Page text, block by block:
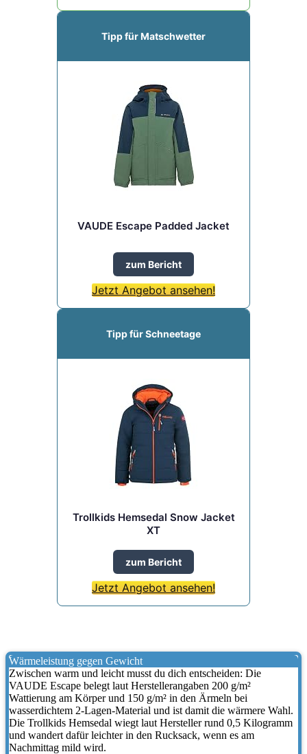
Tipp für Matschwetter
VAUDE Escape Padded Jacket
zum Bericht
Jetzt Angebot ansehen!
Tipp für Schneetage
Trollkids Hemsedal Snow Jacket
XT
zum Bericht
Jetzt Angebot ansehen!
Wärmeleistung gegen Gewicht
Zwischen warm und leicht musst du dich entscheiden: Die
VAUDE Escape belegt laut Herstellerangaben 200 g/m²
Wattierung am Körper und 150 g/m² in den Ärmeln bei
wasserdichtem 2-Lagen-Material und ist damit die wärmere Wahl.
Die Trollkids Hemsedal wiegt laut Hersteller rund 0,5 Kilogramm
und wandert dafür leichter in den Rucksack, wenn es am
Nachmittag mild wird.